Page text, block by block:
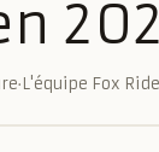
·L'équipe Fox